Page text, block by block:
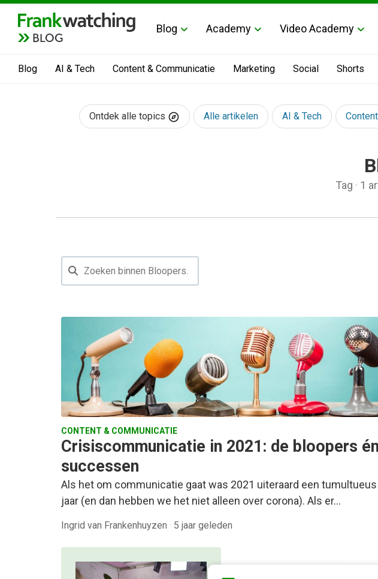
BLOG
Blog Academy Video Academy
Blog AI & Tech Content & Communicatie Marketing Social Shorts
Ontdek alle topics Alle artikelen AI & Tech
Tag · 1
CONTENT & COMMUNICATIE
Crisiscommunicatie in 2021: de bloopers én
successen
Als het om communicatie gaat was 2021 uiteraard een tumultueus
jaar (en dan hebben we het niet alleen over corona). Als er…
Ingrid van Frankenhuyzen · 5 jaar geleden